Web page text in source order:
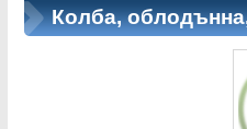
Колба,